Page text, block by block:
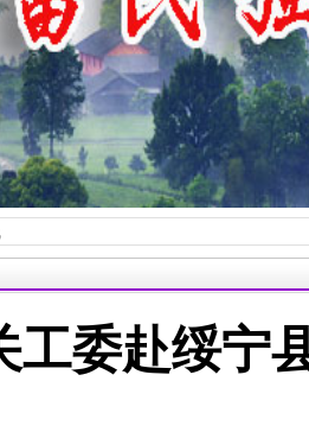
工委赴绥宁